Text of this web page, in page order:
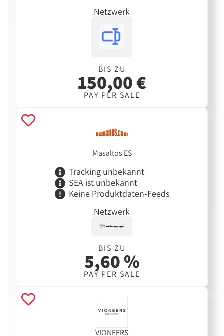
Netzwerk
BIS ZU
150,00 €
PAY PER SALE
Masaltos ES
Tracking unbekannt
SEA ist unbekannt
Keine Produktdaten-Feeds
Netzwerk
BIS ZU
5,60 %
PAY PER SALE
VIONEERS